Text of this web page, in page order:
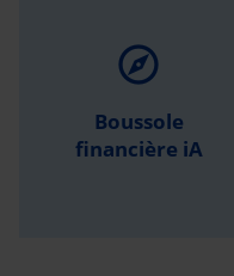
explore
Boussole
financière iA